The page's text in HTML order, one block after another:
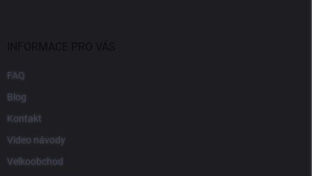
FAQ
Blog
Kontakt
Video návody
Velkoobchod